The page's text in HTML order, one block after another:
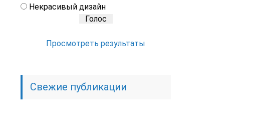
Некрасивый дизайн
Просмотреть результаты
Свежие публикации